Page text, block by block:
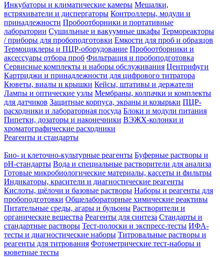
Инкубаторы и климатические камеры Мешалки,
встряхиватели и диспергаторы Контроллеры, модули и
принадлежности Пробоотборники и портативные
лаборатории Сушильные и вакуумные шкафы Термореакторы
/ приборы для пробоподготовки Емкости для проб и образцов
Термоциклеры и ПЦР-оборудование Пробоотборники и
аксессуары отбора проб Фильтрация и пробоподготовка
Сервисные комплекты и наборы обслуживания Центрифуги
Картриджи и принадлежности для цифрового титратора
Кюветы, виалы и крышки Кейсы, штативы и держатели
Лампы и оптические узлы Мембраны, колпачки и комплекты
для датчиков Защитные корпуса, экраны и козырьки ПЦР-
расходники и лабораторная посуда Блоки и модули питания
Пипетки, дозаторы и наконечники ВЭЖХ-колонки и
хроматографические расходники
Реагенты и стандарты
Био- и клеточно-культурные реагенты Буферные растворы и
pH-стандарты Вода и специальные растворители для анализа
Готовые микробиологические материалы, кассеты и фильтры
Индикаторы, красители и диагностические реагенты
Кислоты, щёлочи и базовые растворы Наборы и реагенты для
пробоподготовки Общелабораторные химические реактивы
Питательные среды, агары и бульоны Растворители и
органические вещества Реагенты для синтеза Стандарты и
стандартные растворы Тест-полоски и экспресс-тесты ИФА-
тесты и диагностические наборы Титровальные растворы и
реагенты для титрования Фотометрические тест-наборы и
кюветные тесты